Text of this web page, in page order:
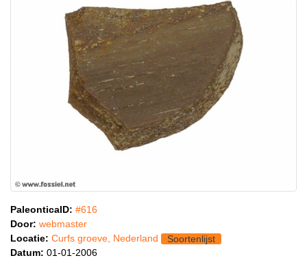
PaleonticaID: #616
Door: webmaster
Locatie: Curfs groeve, Nederland
Soortenlijst
Datum: 01-01-2006